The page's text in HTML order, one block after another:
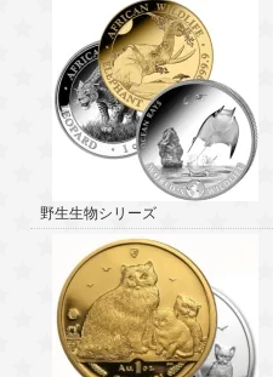
野生生物シリーズ